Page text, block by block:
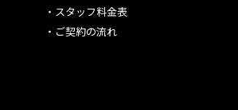
・ スタッフ料金表
・ ご契約の流れ